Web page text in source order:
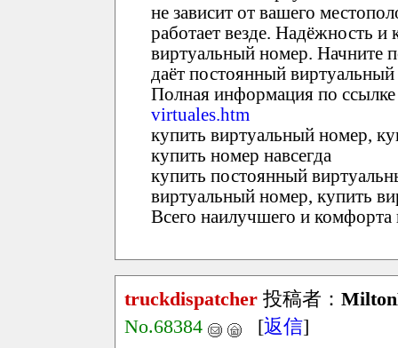
не зависит от вашего
работает везде. Надёжность
виртуальный номер. Начните
даёт постоянный
Полная информация по
virtuales.htm
купить виртуальный номер,
купить номер навсегда
купить постоянный
виртуальный номер, купить
Всего наилучшего и
truckdispatcher 投稿者：
No.68384
[返信]